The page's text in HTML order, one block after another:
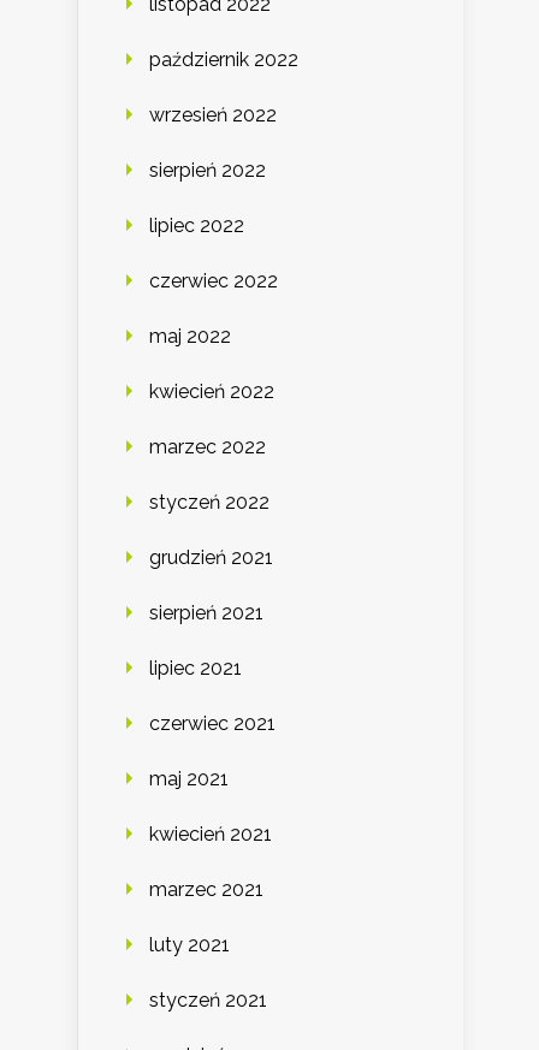
październik 2022
wrzesień 2022
sierpień 2022
lipiec 2022
czerwiec 2022
maj 2022
kwiecień 2022
marzec 2022
styczeń 2022
grudzień 2021
sierpień 2021
lipiec 2021
czerwiec 2021
maj 2021
kwiecień 2021
marzec 2021
luty 2021
styczeń 2021